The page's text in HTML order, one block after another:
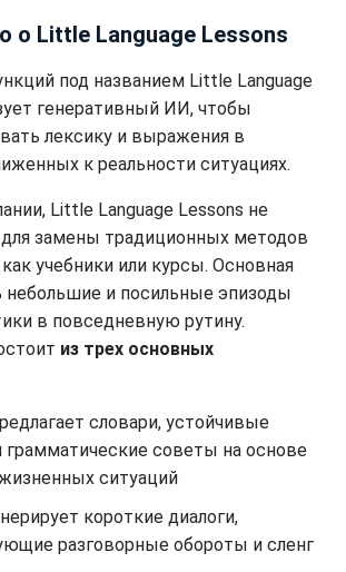
о Little Language Lessons
под названием Little Language
генеративный ИИ, чтобы
лексику и выражения в
к реальности ситуациях.
Little Language Lessons не
замены традиционных методов
учебники или курсы. Основная
небольшие и посильные эпизоды
в повседневную рутину.
из трех основных
словари, устойчивые
советы на основе
ситуаций
короткие диалоги,
разговорные обороты и сленг